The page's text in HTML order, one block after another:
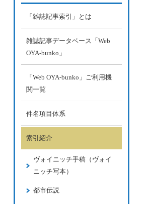
「雑誌記事索引」とは
雑誌記事データベース「Web
OYA-bunko」
「Web OYA-bunko」ご利用機
関一覧
件名項目体系
索引紹介
ヴォイニッチ手稿（ヴォイ
ニッチ写本）
都市伝説